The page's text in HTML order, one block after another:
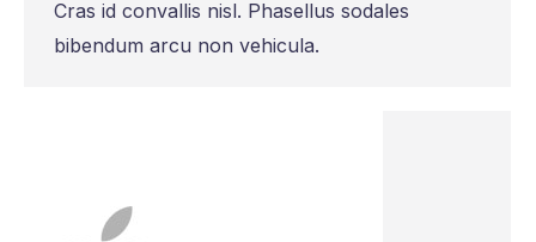
Cras id convallis nisl. Phasellus sodales
bibendum arcu non vehicula.